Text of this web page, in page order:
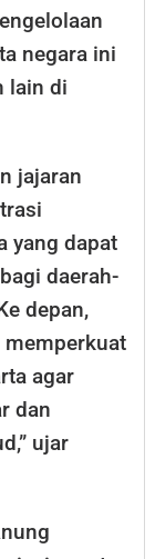
negara ini
lain di
jajaran
yang dapat
daerah-
depan,
memperkuat
agar
dan
ujar